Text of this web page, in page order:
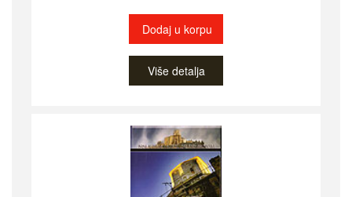
Dodaj u korpu
Više detalja